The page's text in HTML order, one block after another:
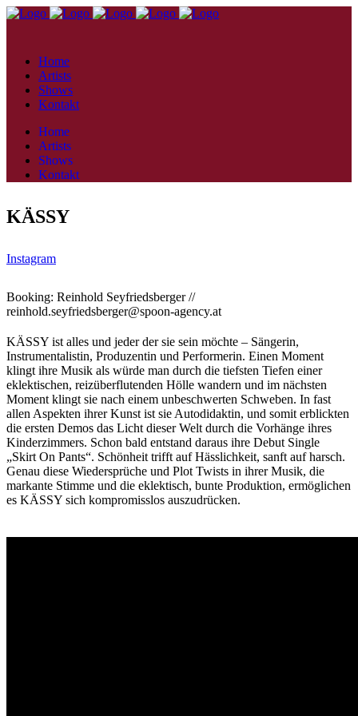
Home
Artists
Shows
Kontakt
Home
Artists
Shows
Kontakt
KÄSSY
Instagram
Booking: Reinhold Seyfriedsberger //
reinhold.seyfriedsberger@spoon-agency.at
KÄSSY ist alles und jeder der sie sein möchte – Sängerin,
Instrumentalistin, Produzentin und Performerin. Einen Moment
klingt ihre Musik als würde man durch die tiefsten Tiefen einer
eklektischen, reizüberflutenden Hölle wandern und im nächsten
Moment klingt sie nach einem unbeschwerten Schweben. In fast
allen Aspekten ihrer Kunst ist sie Autodidaktin, und somit erblickten
die ersten Demos das Licht dieser Welt durch die Vorhänge ihres
Kinderzimmers. Schon bald entstand daraus ihre Debut Single
„Skirt On Pants“. Schönheit trifft auf Hässlichkeit, sanft auf harsch.
Genau diese Wiedersprüche und Plot Twists in ihrer Musik, die
markante Stimme und die eklektisch, bunte Produktion, ermöglichen
es KÄSSY sich kompromisslos auszudrücken.